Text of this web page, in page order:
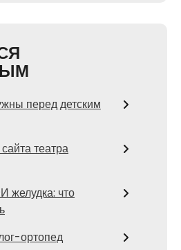
перед детским
театра
желудка: что
ортопед